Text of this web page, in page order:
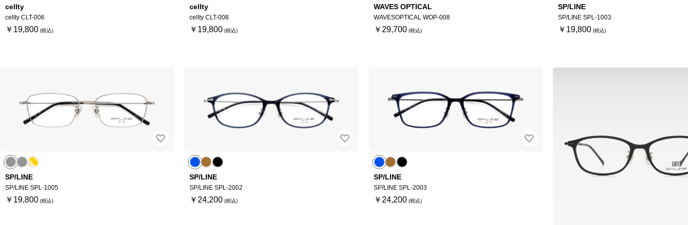
cellty
cellty CLT-006
￥19,800
cellty
cellty CLT-008
￥19,800
WAVES OPTICAL
WAVESOPTICAL WOP-008
￥29,700
SP/LINE
SP/LINE SPL-1003
￥19,800
SP/LINE
SP/LINE SPL-1005
￥19,800
SP/LINE
SP/LINE SPL-2002
￥24,200
SP/LINE
SP/LINE SPL-2003
￥24,200